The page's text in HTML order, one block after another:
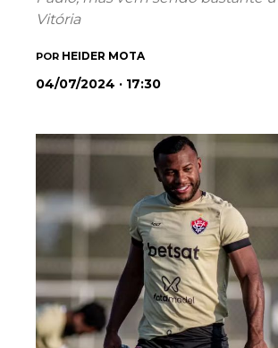
Vitória
POR HEIDER MOTA
04/07/2024 · 17:30